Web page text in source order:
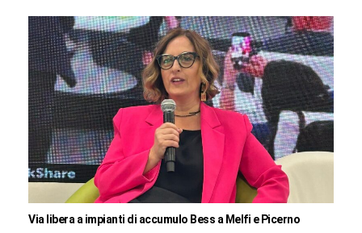
Via libera a impianti di accumulo Bess a Melfi e Picerno